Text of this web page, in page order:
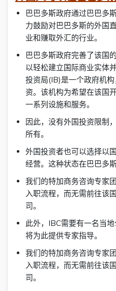
巴巴多斯政府通过巴巴多
力鼓励对巴巴多斯的外国
业和赚取外汇的行业。
巴巴多斯政府完善了该国
以轻松建立国际商业实体
投资局(IB)是一个政府机
资。该机构为希望在该国
一系列设施和服务。
因此，没有外国投资限制
所有。
外国投资者也可以选择以
经营。这种状态在巴巴多
我们的特加商务咨询专家
入职流程，而无需前往该
司。
此外，IBC需要有一名当
将为此提供专家指导。
我们的特加商务咨询专家
入职流程，而无需前往该
司。